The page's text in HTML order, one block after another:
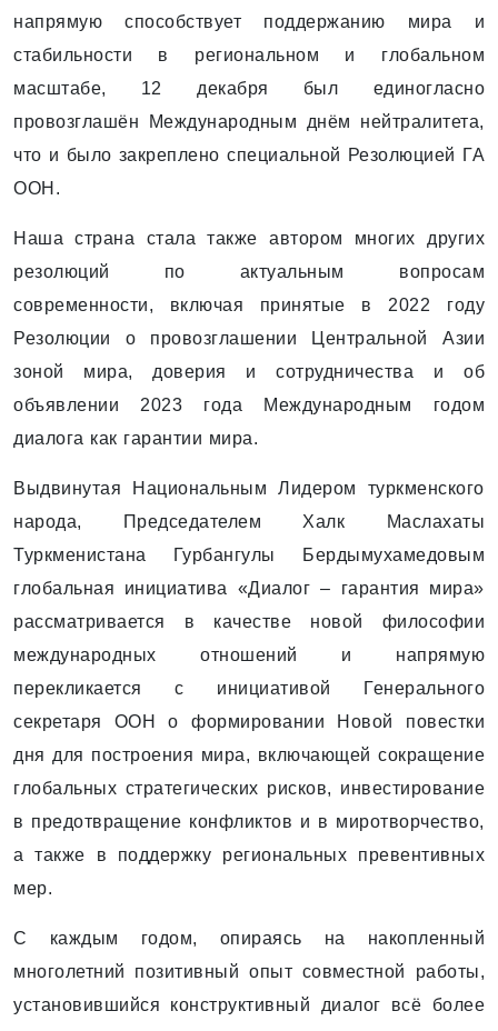
напрямую способствует поддержанию мира и
стабильности в региональном и глобальном
масштабе, 12 декабря был единогласно
провозглашён Международным днём нейтралитета,
что и было закреплено специальной Резолюцией ГА
ООН.
Наша страна стала также автором многих других
резолюций по актуальным вопросам
современности, включая принятые в 2022 году
Резолюции о провозглашении Центральной Азии
зоной мира, доверия и сотрудничества и об
объявлении 2023 года Международным годом
диалога как гарантии мира.
Выдвинутая Национальным Лидером туркменского
народа, Председателем Халк Маслахаты
Туркменистана Гурбангулы Бердымухамедовым
глобальная инициатива «Диалог – гарантия мира»
рассматривается в качестве новой философии
международных отношений и напрямую
перекликается с инициативой Генерального
секретаря ООН о формировании Новой повестки
дня для построения мира, включающей сокращение
глобальных стратегических рисков, инвестирование
в предотвращение конфликтов и в миротворчество,
а также в поддержку региональных превентивных
мер.
С каждым годом, опираясь на накопленный
многолетний позитивный опыт совместной работы,
установившийся конструктивный диалог всё более